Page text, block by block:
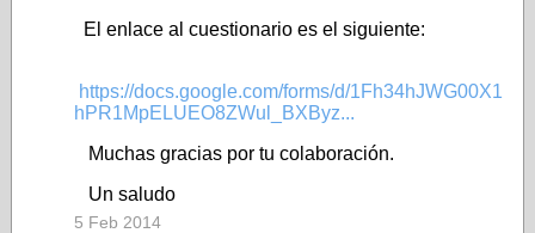
El enlace al cuestionario es el siguiente:
https://docs.google.com/forms/d/1Fh34hJWG00X1
hPR1MpELUEO8ZWul_BXByz...
Muchas gracias por tu colaboración.
Un saludo
5 Feb 2014